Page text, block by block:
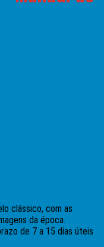
clássico, com as
da época.
de 7 a 15 dias úteis